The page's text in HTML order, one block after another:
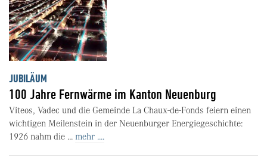
JUBILÄUM
100 Jahre Fernwärme im Kanton Neuenburg
Viteos, Vadec und die Gemeinde La Chaux-de-Fonds feiern einen
wichtigen Meilenstein in der Neuenburger Energiegeschichte:
1926 nahm die ... mehr ....